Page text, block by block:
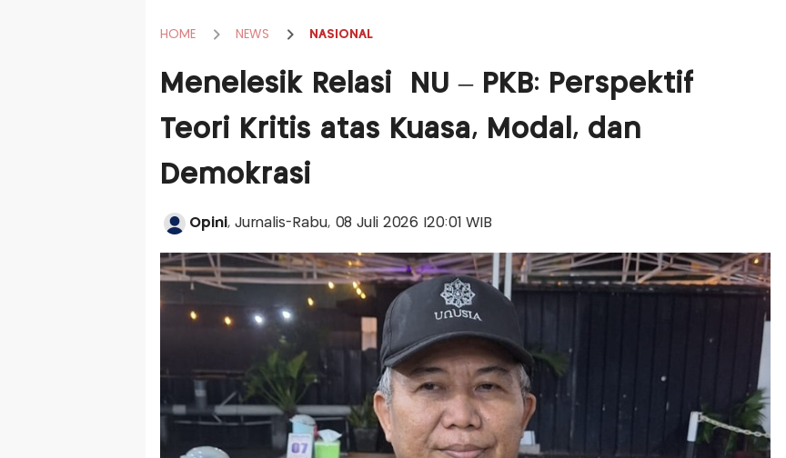
HOME NEWS NASIONAL
Menelesik Relasi NU – PKB: Perspektif
Teori Kritis atas Kuasa, Modal, dan
Demokrasi
Opini, Jurnalis-Rabu, 08 Juli 2026 |20:01 WIB